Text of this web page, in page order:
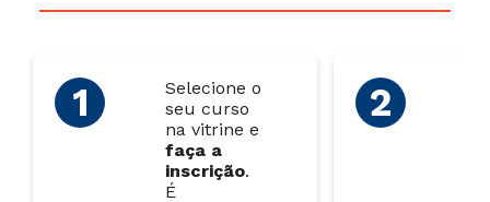
Selecione o
seu curso
na vitrine e
faça a
inscrição.
É